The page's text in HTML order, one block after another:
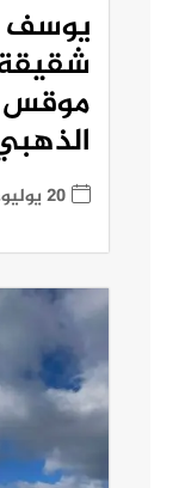
يوسف
موقس
20 يوليو، 2026